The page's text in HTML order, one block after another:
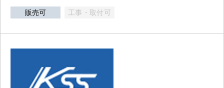
販売可 工事・取付可